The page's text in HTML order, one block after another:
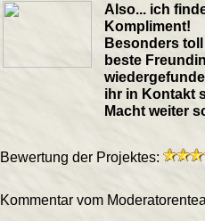
Also... ich
Kompliment!
Besonders
beste
ihr in Kontakt
Macht weiter
Bewertung der Projektes:
Kommentar vom